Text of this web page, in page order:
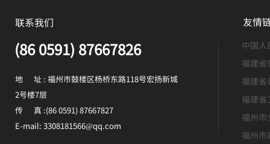
联系我们
地 址 : 福州市鼓楼区杨桥东路118号宏扬新城
2号楼7层
传 真 :(86 0591) 87667827
E-mail: 3308181566@qq.com
(86 0591) 87667826
友情
中国
福建省
福建省
福建省
福州市
福州